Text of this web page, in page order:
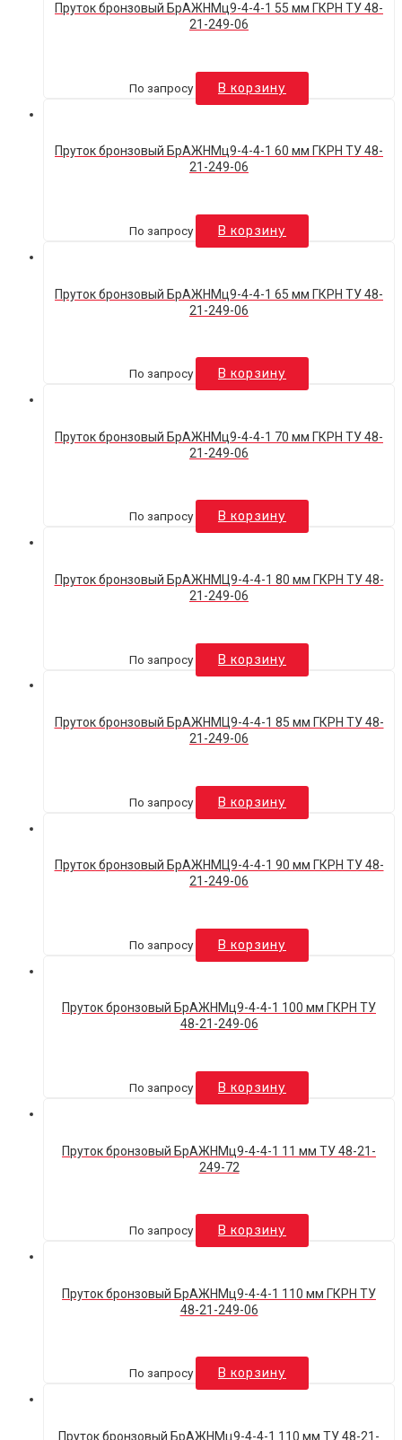
Пруток бронзовый БрАЖНМц9-4-4-1 55 мм ГКРН ТУ 48-
21-249-06
По запросу В корзину
Пруток бронзовый БрАЖНМц9-4-4-1 60 мм ГКРН ТУ 48-
21-249-06
По запросу В корзину
Пруток бронзовый БрАЖНМц9-4-4-1 65 мм ГКРН ТУ 48-
21-249-06
По запросу В корзину
Пруток бронзовый БрАЖНМц9-4-4-1 70 мм ГКРН ТУ 48-
21-249-06
По запросу В корзину
Пруток бронзовый БрАЖНМЦ9-4-4-1 80 мм ГКРН ТУ 48-
21-249-06
По запросу В корзину
Пруток бронзовый БрАЖНМЦ9-4-4-1 85 мм ГКРН ТУ 48-
21-249-06
По запросу В корзину
Пруток бронзовый БрАЖНМЦ9-4-4-1 90 мм ГКРН ТУ 48-
21-249-06
По запросу В корзину
Пруток бронзовый БрАЖНМц9-4-4-1 100 мм ГКРН ТУ
48-21-249-06
По запросу В корзину
Пруток бронзовый БрАЖНМц9-4-4-1 11 мм ТУ 48-21-
249-72
По запросу В корзину
Пруток бронзовый БрАЖНМц9-4-4-1 110 мм ГКРН ТУ
48-21-249-06
По запросу В корзину
Пруток бронзовый БрАЖНМц9-4-4-1 110 мм ТУ 48-21-